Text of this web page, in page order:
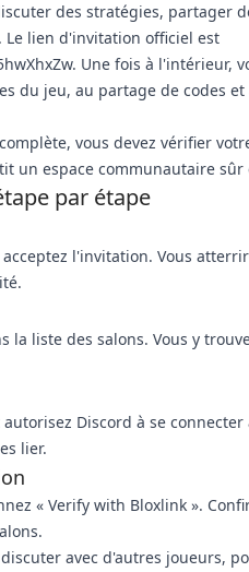
des stratégies, partager
Le lien d'invitation officiel est
Une fois à l'intérieur,
du jeu, au partage de codes
vous devez vérifier
un espace communautaire
par étape
l'invitation. Vous
la liste des salons. Vous y
Discord à se connecter
lier.
« Verify with Bloxlink ».
avec d'autres joueurs,